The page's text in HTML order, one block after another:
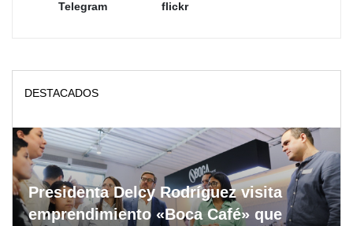
Telegram flickr
DESTACADOS
Presidenta Delcy Rodríguez visita
emprendimiento «Boca Café» que